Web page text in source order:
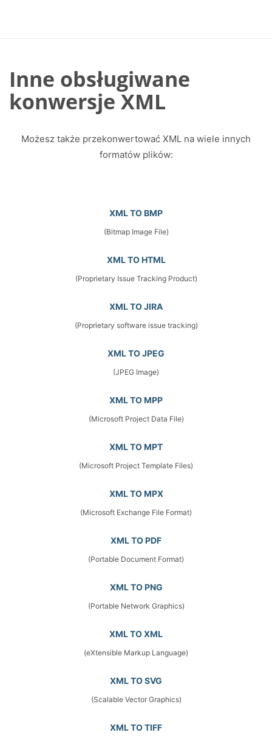
Inne obsługiwane
konwersje XML
Możesz także przekonwertować XML na wiele innych
formatów plików:
XML TO BMP
(Bitmap Image File)
XML TO HTML
(Proprietary Issue Tracking Product)
XML TO JIRA
(Proprietary software issue tracking)
XML TO JPEG
(JPEG Image)
XML TO MPP
(Microsoft Project Data File)
XML TO MPT
(Microsoft Project Template Files)
XML TO MPX
(Microsoft Exchange File Format)
XML TO PDF
(Portable Document Format)
XML TO PNG
(Portable Network Graphics)
XML TO XML
(eXtensible Markup Language)
XML TO SVG
(Scalable Vector Graphics)
XML TO TIFF